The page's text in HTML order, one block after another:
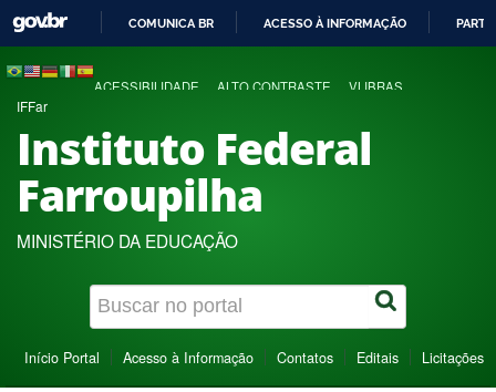
COMUNICA BR ACESSO À INFORMAÇÃO
ACESSIBILIDADE ALTO CONTRASTE VLIBRAS
IFFar
Instituto Federal
Farroupilha
MINISTÉRIO DA EDUCAÇÃO
Início Portal Acesso à Informação Contatos Editais Licitações